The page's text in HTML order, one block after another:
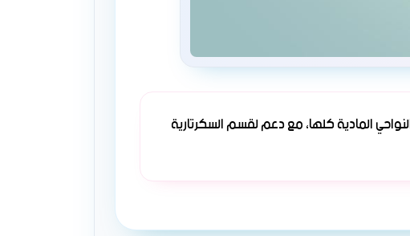
المادية كلها، مع دعم لقسم السكرتارية